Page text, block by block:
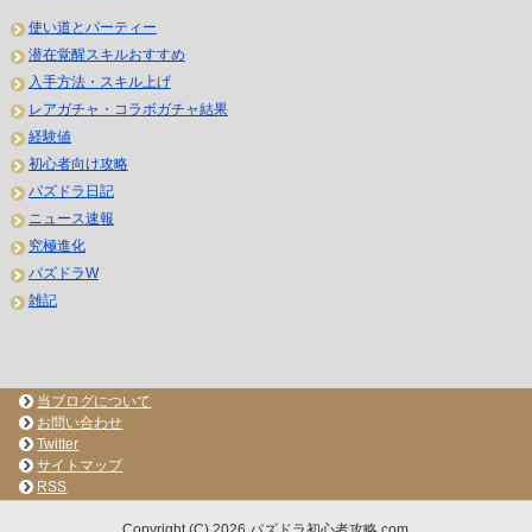
使い道とパーティー
潜在覚醒スキルおすすめ
入手方法・スキル上げ
レアガチャ・コラボガチャ結果
経験値
初心者向け攻略
パズドラ日記
ニュース速報
究極進化
パズドラW
雑記
当ブログについて
お問い合わせ
Twitter
サイトマップ
RSS